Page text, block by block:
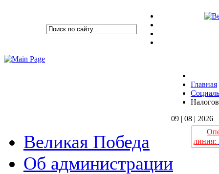
Главная
09 | 08 | 2026
Великая Победа
Об администрации
линия: